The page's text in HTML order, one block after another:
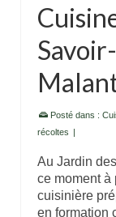
Posté dans :
récoltes |
Au Jardin
ce moment à
cuisinière
en formation